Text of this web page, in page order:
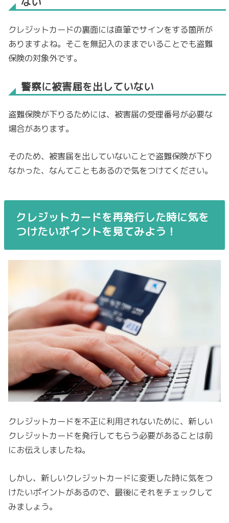
クレジットカードの裏面には直筆でサインをする箇所が
ありますよね。そこを無記入のままでいることでも盗難
保険の対象外です。
警察に被害届を出していない
盗難保険が下りるためには、被害届の受理番号が必要な
場合があります。
そのため、被害届を出していないことで盗難保険が下り
なかった、なんてこともあるので気をつけてください。
クレジットカードを再発行した時に気を
つけたいポイントを見てみよう！
クレジットカードを不正に利用されないために、新しい
クレジットカードを発行してもらう必要があることは前
にお伝えしましたね。
しかし、新しいクレジットカードに変更した時に気をつ
けたいポイントがあるので、最後にそれをチェックして
みましょう。